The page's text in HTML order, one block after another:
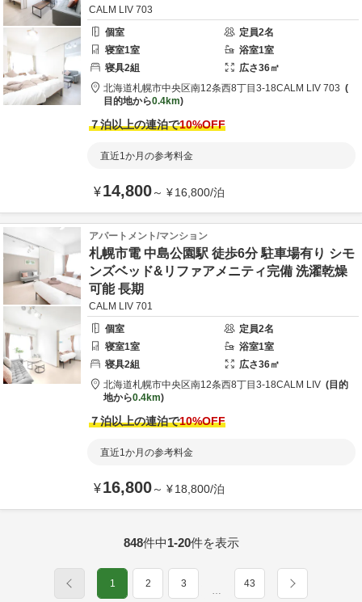
CALM LIV 703
個室
定員2名
寝室1室 浴室1室
寝具2組 広さ36㎡
北海道札幌市中央区南12条西8丁目3-18CALM LIV 703
目的地から0.4km
７泊以上の連泊で10%OFF
直近1か月の参考料金
¥14,800～ ¥16,800/泊
アパートメント/マンション
札幌市電 中島公園駅 徒歩6分 駐車場有り シモ
ンズベッド&リファアメニティ完備 洗濯乾燥
可能 長期
CALM LIV 701
個室
定員2名
寝室1室 浴室1室
寝具2組 広さ36㎡
北海道札幌市中央区南12条西8丁目3-18CALM LIV
目的
地から0.4km
７泊以上の連泊で10%OFF
直近1か月の参考料金
¥16,800～ ¥18,800/泊
848件中1-20件を表示
1 2 3
…
43